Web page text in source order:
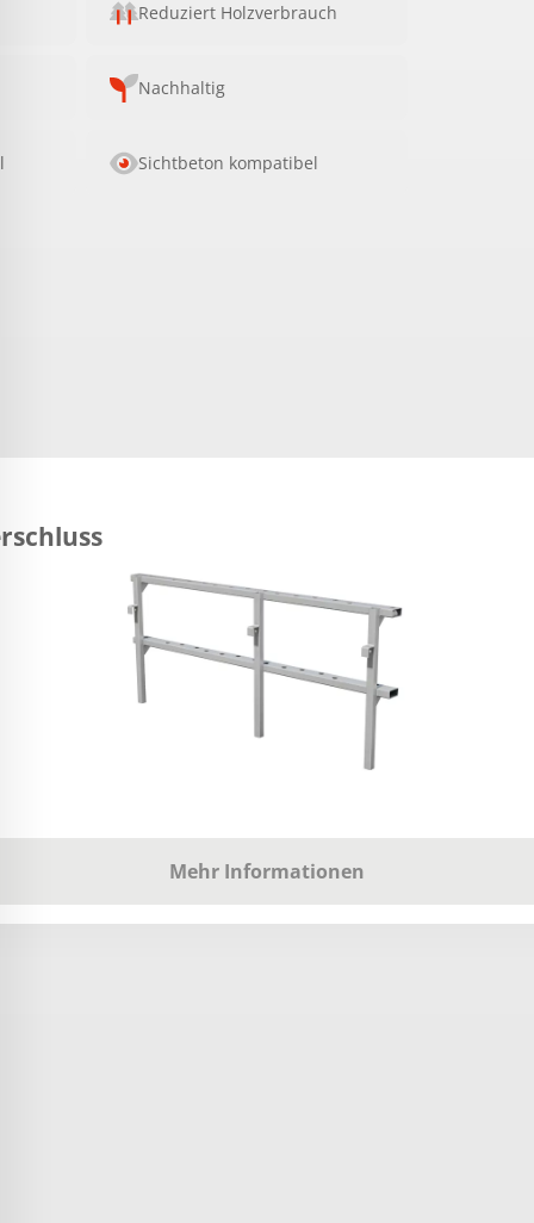
Reduziert Holzverbrauch
Nachhaltig
Sichtbeton kompatibel
Mehr Informationen